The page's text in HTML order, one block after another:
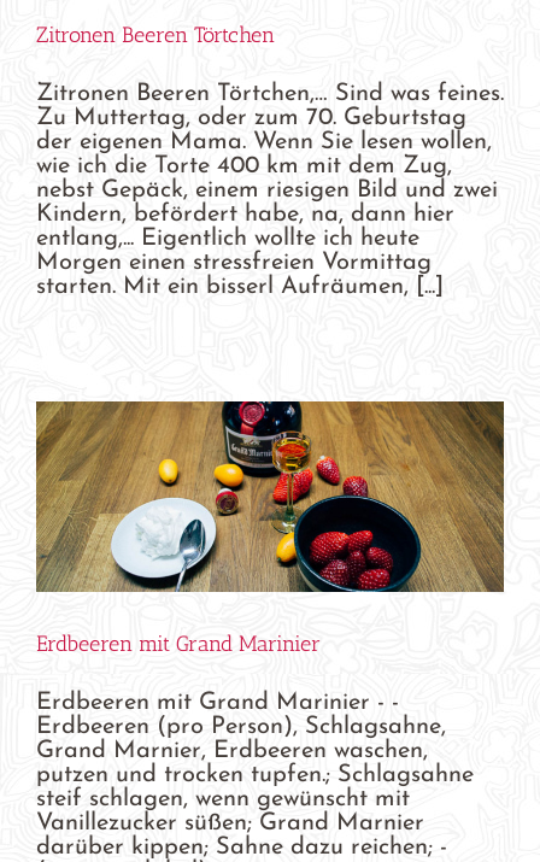
Zitronen Beeren Törtchen
Zitronen Beeren Törtchen,… Sind was feines.
Zu Muttertag, oder zum 70. Geburtstag
der eigenen Mama. Wenn Sie lesen wollen,
wie ich die Torte 400 km mit dem Zug,
nebst Gepäck, einem riesigen Bild und zwei
Kindern, befördert habe, na, dann hier
entlang,... Eigentlich wollte ich heute
Morgen einen stressfreien Vormittag
starten. Mit ein bisserl Aufräumen, [...]
Erdbeeren mit Grand Marinier
Erdbeeren mit Grand Marinier - -
Erdbeeren (pro Person), Schlagsahne,
Grand Marnier, Erdbeeren waschen,
putzen und trocken tupfen.; Schlagsahne
steif schlagen, wenn gewünscht mit
Vanillezucker süßen; Grand Marnier
darüber kippen; Sahne dazu reichen; -